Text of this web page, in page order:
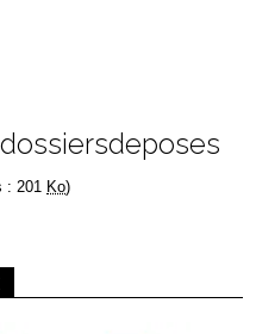
: 201 Ko)